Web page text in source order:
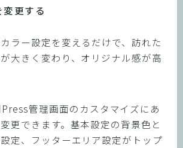
更する
ラー設定を変えるだけで、訪れた
大きく変わり、オリジナル感が高
管理画面のカスタマイズにあ
更できます。基本設定の背景色と
定、フッターエリア設定がトップ